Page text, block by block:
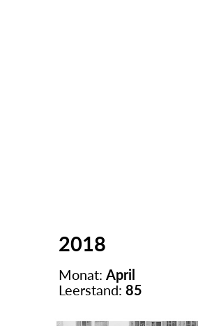
2018
Monat: April
Leerstand: 85